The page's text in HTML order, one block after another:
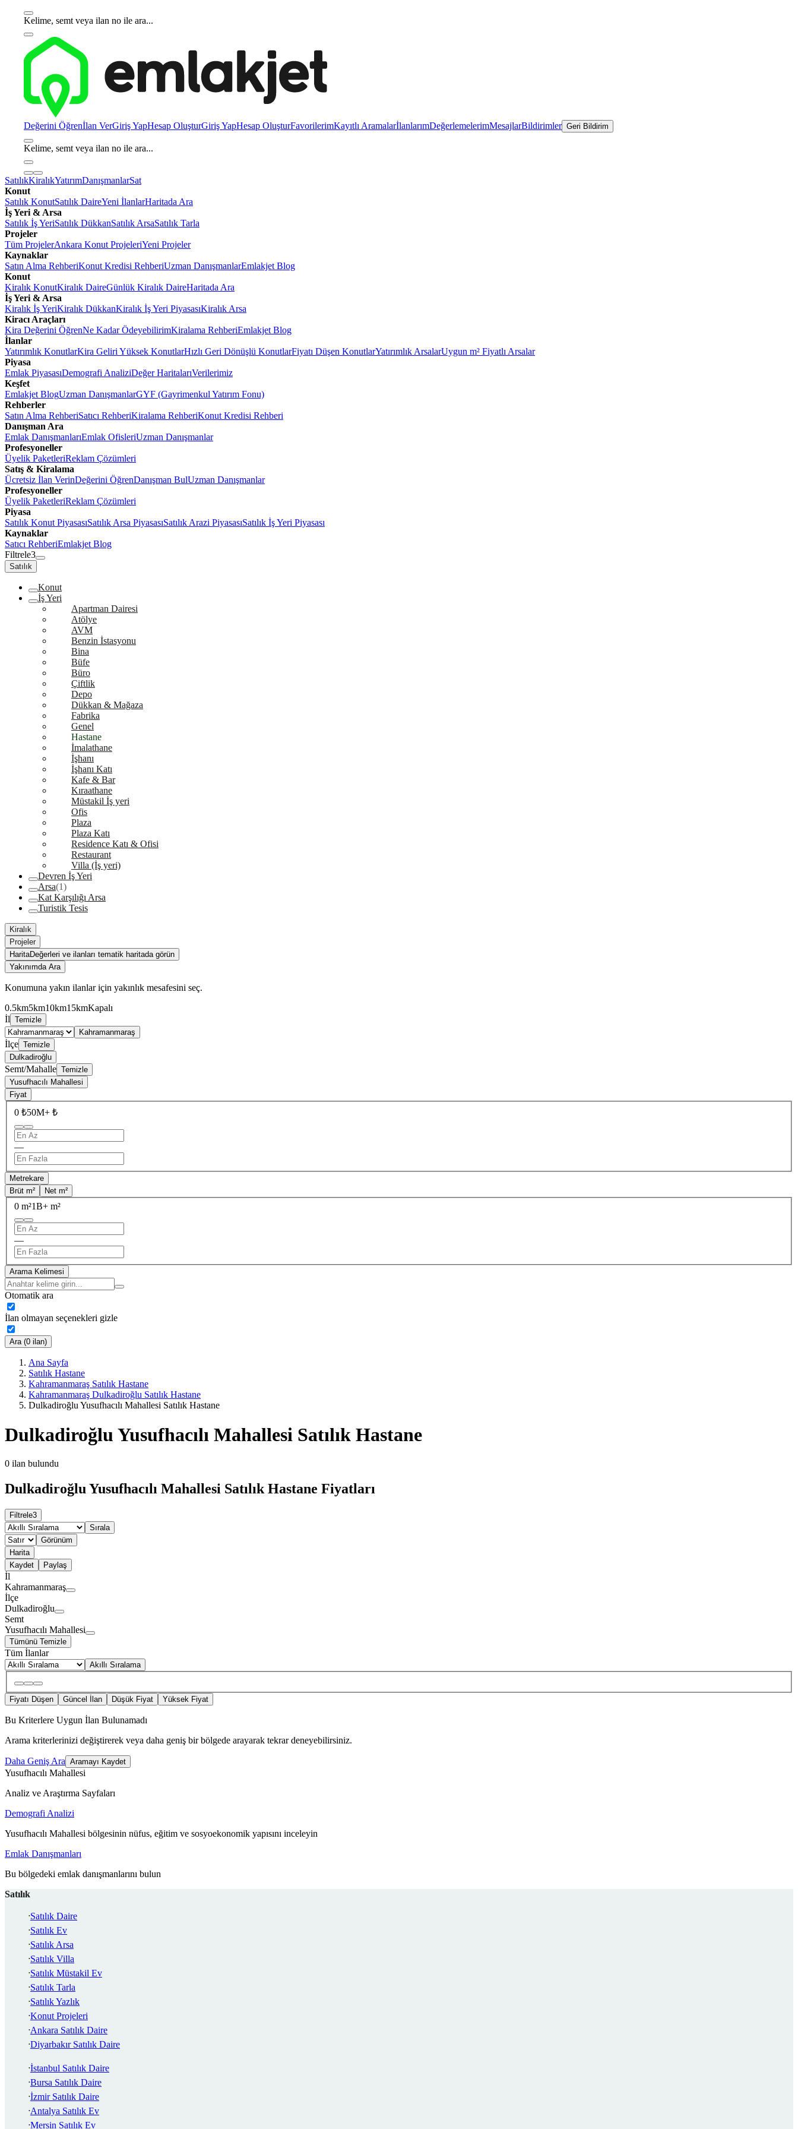
Kelime, semt veya ilan no ile ara...
Değerini Öğrenİlan VerGiriş YapHesap OluşturGiriş YapHesap OluşturFavorilerimKayıtlı AramalarİlanlarımDeğerlemelerimMesajlarBildirimler Geri Bildirim
Kelime, semt veya ilan no ile ara...
SatılıkKiralıkYatırımDanışmanlarSat
Konut
Satılık KonutSatılık DaireYeni İlanlarHaritada Ara
İş Yeri & Arsa
Satılık İş YeriSatılık DükkanSatılık ArsaSatılık Tarla
Projeler
Tüm ProjelerAnkara Konut ProjeleriYeni Projeler
Kaynaklar
Satın Alma RehberiKonut Kredisi RehberiUzman DanışmanlarEmlakjet Blog
Konut
Kiralık KonutKiralık DaireGünlük Kiralık DaireHaritada Ara
İş Yeri & Arsa
Kiralık İş YeriKiralık DükkanKiralık İş Yeri PiyasasıKiralık Arsa
Kiracı Araçları
Kira Değerini ÖğrenNe Kadar ÖdeyebilirimKiralama RehberiEmlakjet Blog
İlanlar
Yatırımlık KonutlarKira Geliri Yüksek KonutlarHızlı Geri Dönüşlü KonutlarFiyatı Düşen KonutlarYatırımlık ArsalarUygun m² Fiyatlı Arsalar
Piyasa
Emlak PiyasasıDemografi AnaliziDeğer HaritalarıVerilerimiz
Keşfet
Emlakjet BlogUzman DanışmanlarGYF (Gayrimenkul Yatırım Fonu)
Rehberler
Satın Alma RehberiSatıcı RehberiKiralama RehberiKonut Kredisi Rehberi
Danışman Ara
Emlak DanışmanlarıEmlak OfisleriUzman Danışmanlar
Profesyoneller
Üyelik PaketleriReklam Çözümleri
Satış & Kiralama
Ücretsiz İlan VerinDeğerini ÖğrenDanışman BulUzman Danışmanlar
Profesyoneller
Üyelik PaketleriReklam Çözümleri
Piyasa
Satılık Konut PiyasasıSatılık Arsa PiyasasıSatılık Arazi PiyasasıSatılık İş Yeri Piyasası
Kaynaklar
Satıcı RehberiEmlakjet Blog
Filtrele3
Satılık
Konut
İş Yeri
Apartman Dairesi
Atölye
AVM
Benzin İstasyonu
Bina
Büfe
Büro
Çiftlik
Depo
Dükkan & Mağaza
Fabrika
Genel
Hastane
İmalathane
İşhanı
İşhanı Katı
Kafe & Bar
Kıraathane
Müstakil İş yeri
Ofis
Plaza
Plaza Katı
Residence Katı & Ofisi
Restaurant
Villa (İş yeri)
Devren İş Yeri
Arsa(1)
Kat Karşılığı Arsa
Turistik Tesis
Kiralık
Projeler
HaritaDeğerleri ve ilanları tematik haritada görün
Yakınımda Ara
Konumuna yakın ilanlar için yakınlık mesafesini seç.
0.5km5km10km15kmKapalı
İl Temizle
Kahramanmaraş
İlçe Temizle
Dulkadiroğlu
Semt/Mahalle Temizle
Yusufhacılı Mahallesi
Fiyat
0 ₺50M+ ₺
—
Metrekare
Brüt m²
Net m²
0 m²1B+ m²
—
Arama Kelimesi
Otomatik ara
İlan olmayan seçenekleri gizle
Ara (0 ilan)
Ana Sayfa
Satılık Hastane
Kahramanmaraş Satılık Hastane
Kahramanmaraş Dulkadiroğlu Satılık Hastane
Dulkadiroğlu Yusufhacılı Mahallesi Satılık Hastane
Dulkadiroğlu Yusufhacılı Mahallesi Satılık Hastane
0 ilan bulundu
Dulkadiroğlu Yusufhacılı Mahallesi Satılık Hastane Fiyatları
Filtrele3
Sırala
Görünüm
Harita
Kaydet
Paylaş
İl
Kahramanmaraş
İlçe
Dulkadiroğlu
Semt
Yusufhacılı Mahallesi
Tümünü Temizle
Tüm İlanlar
Akıllı Sıralama
Fiyatı Düşen Güncel İlan Düşük Fiyat Yüksek Fiyat
Bu Kriterlere Uygun İlan Bulunamadı
Arama kriterlerinizi değiştirerek veya daha geniş bir bölgede arayarak tekrar deneyebilirsiniz.
Daha Geniş Ara Aramayı Kaydet
Yusufhacılı Mahallesi
Analiz ve Araştırma Sayfaları
Demografi Analizi
Yusufhacılı Mahallesi bölgesinin nüfus, eğitim ve sosyoekonomik yapısını inceleyin
Emlak Danışmanları
Bu bölgedeki emlak danışmanlarını bulun
Satılık
Satılık Daire
Satılık Ev
Satılık Arsa
Satılık Villa
Satılık Müstakil Ev
Satılık Tarla
Satılık Yazlık
Konut Projeleri
Ankara Satılık Daire
Diyarbakır Satılık Daire
İstanbul Satılık Daire
Bursa Satılık Daire
İzmir Satılık Daire
Antalya Satılık Ev
Mersin Satılık Ev